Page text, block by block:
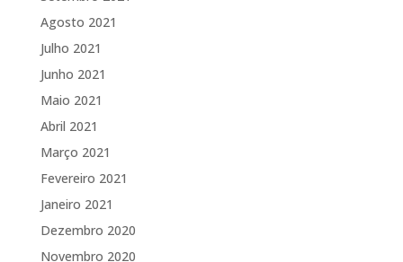
Agosto 2021
Julho 2021
Junho 2021
Maio 2021
Abril 2021
Março 2021
Fevereiro 2021
Janeiro 2021
Dezembro 2020
Novembro 2020